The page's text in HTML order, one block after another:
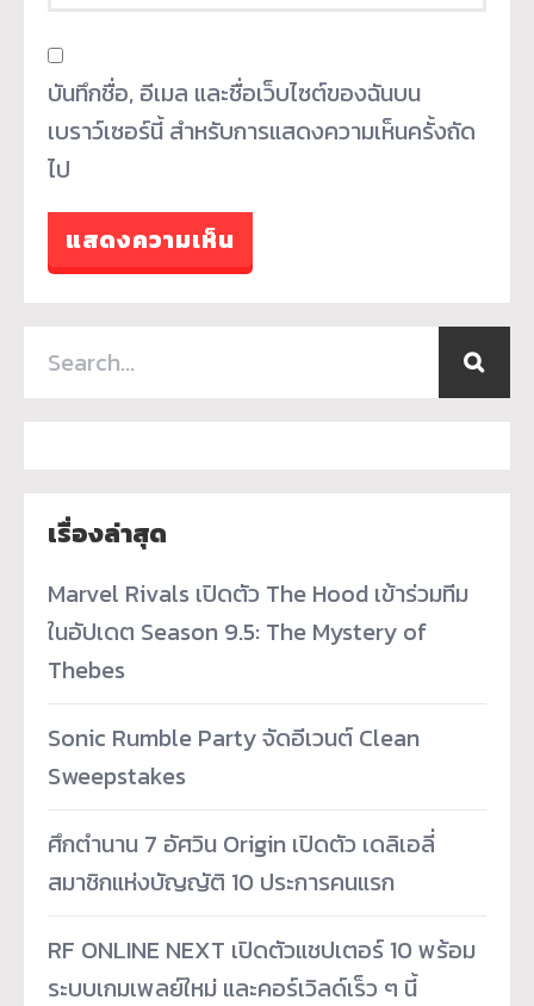
บันทึกชื่อ, อีเมล และชื่อเว็บไซต์ของฉันบน
เบราว์เซอร์นี้ สำหรับการแสดงความเห็นครั้งถัด
ไป
เรื่องล่าสุด
Marvel Rivals เปิดตัว The Hood เข้าร่วมทีม
ในอัปเดต Season 9.5: The Mystery of
Thebes
Sonic Rumble Party จัดอีเวนต์ Clean
Sweepstakes
ศึกตำนาน 7 อัศวิน Origin เปิดตัว เดลิเอลี่
สมาชิกแห่งบัญญัติ 10 ประการคนแรก
RF ONLINE NEXT เปิดตัวแชปเตอร์ 10 พร้อม
ระบบเกมเพลย์ใหม่ และคอร์เวิลด์เร็ว ๆ นี้